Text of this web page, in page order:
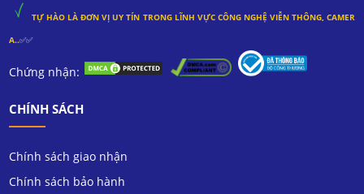
TỰ HÀO LÀ ĐƠN VỊ UY TÍN TRONG LĨNH VỰC CÔNG NGHỆ VIỄN THÔNG, CAMER
A..✅✅
Chứng nhận:
CHÍNH SÁCH
Chính sách giao nhận
Chính sách bảo hành